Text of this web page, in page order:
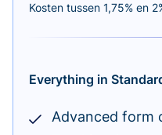
Kosten tussen 1,75% en
Everything in
Advanced form